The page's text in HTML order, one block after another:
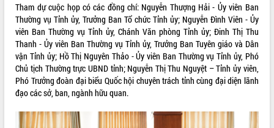
Tham dự cuộc họp có các đồng chí: Nguyễn Thượng Hải - Ủy viên Ban
Thường vụ Tỉnh ủy, Trưởng Ban Tổ chức Tỉnh ủy; Nguyễn Đình Viên - Ủy
viên Ban Thường vụ Tỉnh ủy, Chánh Văn phòng Tỉnh ủy; Đinh Thị Thu
Thanh - Ủy viên Ban Thường vụ Tỉnh ủy, Trưởng Ban Tuyên giáo và Dân
vận Tỉnh ủy; Hồ Thị Nguyên Thảo - Ủy viên Ban Thường vụ Tỉnh ủy, Phó
Chủ tịch Thường trực UBND tỉnh; Nguyễn Thị Thu Nguyệt – Tỉnh ủy viên,
Phó Trưởng đoàn đại biểu Quốc hội chuyên trách tỉnh cùng đại diện lãnh
đạo các sở, ban, ngành hữu quan.